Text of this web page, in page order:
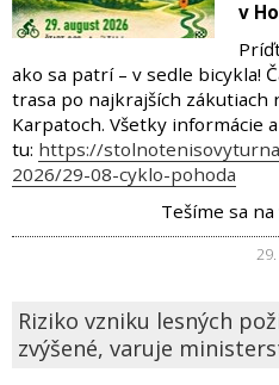
v
ako sa patrí – v sedle bicykla!
trasa po najkrajších zákutiach
Karpatoch. Všetky informácie
tu: https://
2026/29-08-cyklo-pohoda
Tešíme sa
Riziko vzniku lesných
zvýšené, varuje